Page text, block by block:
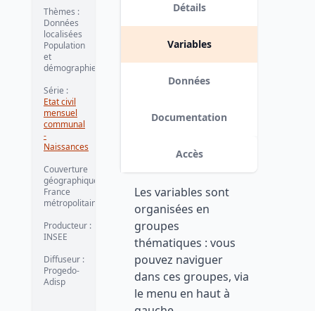
Thèmes :
Données
localisées
Population
et
démographie
Série :
Etat civil
mensuel
communal
-
Naissances
Couverture
géographique :
France
métropolitaine
Producteur :
INSEE
Diffuseur :
Progedo-
Adisp
Détails
Variables
Données
Documentation
Accès
Les variables sont
organisées en
groupes
thématiques : vous
pouvez naviguer
dans ces groupes, via
le menu en haut à